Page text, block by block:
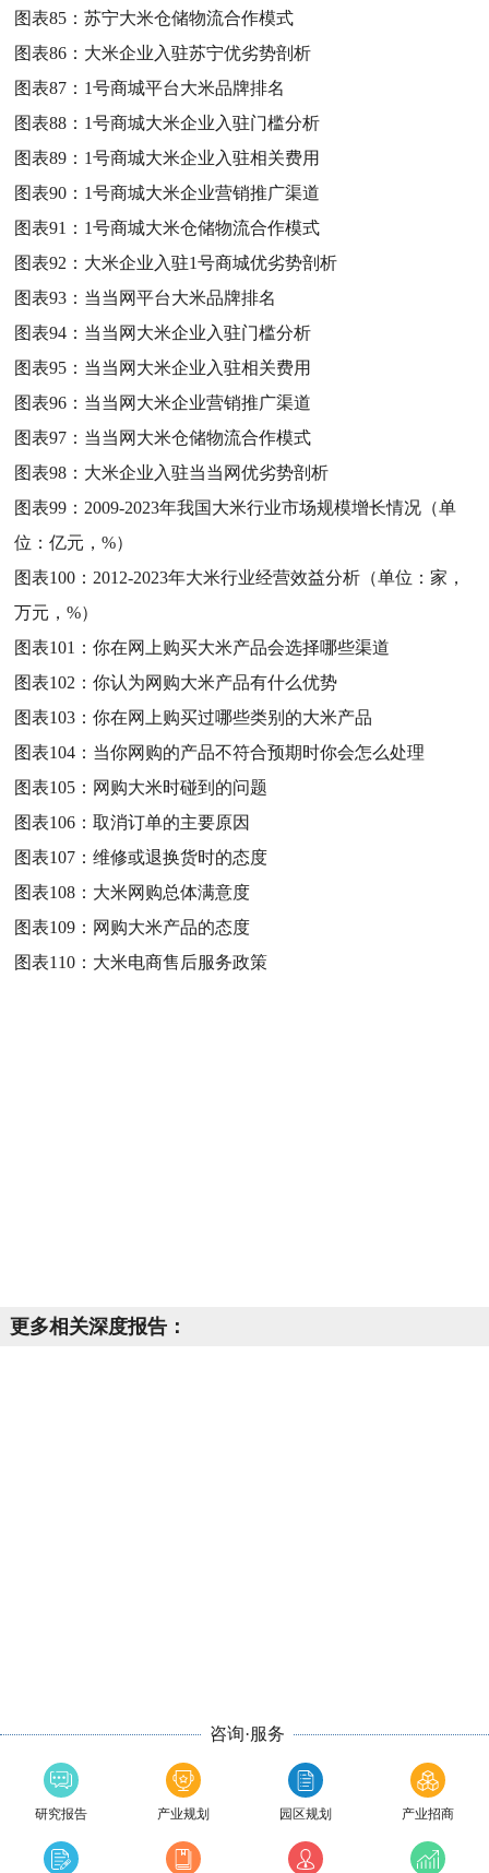
图表85：苏宁大米仓储物流合作模式
图表86： 大米企业入驻苏宁优劣势剖析
图表87： 1号商城平台大米品牌排名
图表88： 1号商城大米企业入驻门槛分析
图表89： 1号商城大米企业入驻相关费用
图表90： 1号商城大米企业营销推广渠道
图表91： 1号商城大米仓储物流合作模式
图表92： 大米企业入驻1号商城优劣势剖析
图表93： 当当网平台大米品牌排名
图表94： 当当网大米企业入驻门槛分析
图表95： 当当网大米企业入驻相关费用
图表96： 当当网大米企业营销推广渠道
图表97： 当当网大米仓储物流合作模式
图表98： 大米企业入驻当当网优劣势剖析
图表99： 2009-2023年我国大米行业市场规模增长情况（单
位：亿元，%）
图表100： 2012-2023年大米行业经营效益分析（单位：家，
万元，%）
图表101：你在网上购买大米产品会选择哪些渠道
图表102：你认为网购大米产品有什么优势
图表103：你在网上购买过哪些类别的大米产品
图表104： 当你网购的产品不符合预期时你会怎么处理
图表105： 网购大米时碰到的问题
图表106：取消订单的主要原因
图表107：维修或退换货时的态度
图表108： 大米网购总体满意度
图表109： 网购大米产品的态度
图表110： 大米电商售后服务政策
更多相关深度报告：
咨询·服务
研究报告 产业规划 园区规划 产业招商